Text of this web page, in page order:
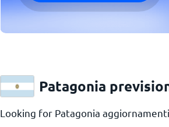
Patagonia
Looking for Patagonia